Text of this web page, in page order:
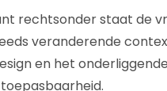
rechtsonder staat de
veranderende
en het